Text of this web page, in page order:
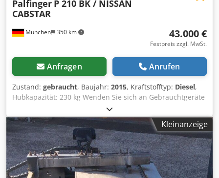
München 350 km
Palfinger P 210 BK / NISSAN
CABSTAR
43.000 €
Festpreis zzgl. MwSt.
Anfragen Anrufen
Zustand: gebraucht, Baujahr: 2015, Kraftstofftyp: Diesel,
Hubkapazität: 230 kg Wenden Sie sich an Gebrauchtgeräte
Center, um weitere Informationen zu erhalten. DE01
Dwjdpfx Aezkppgodtea
Kleinanzeige